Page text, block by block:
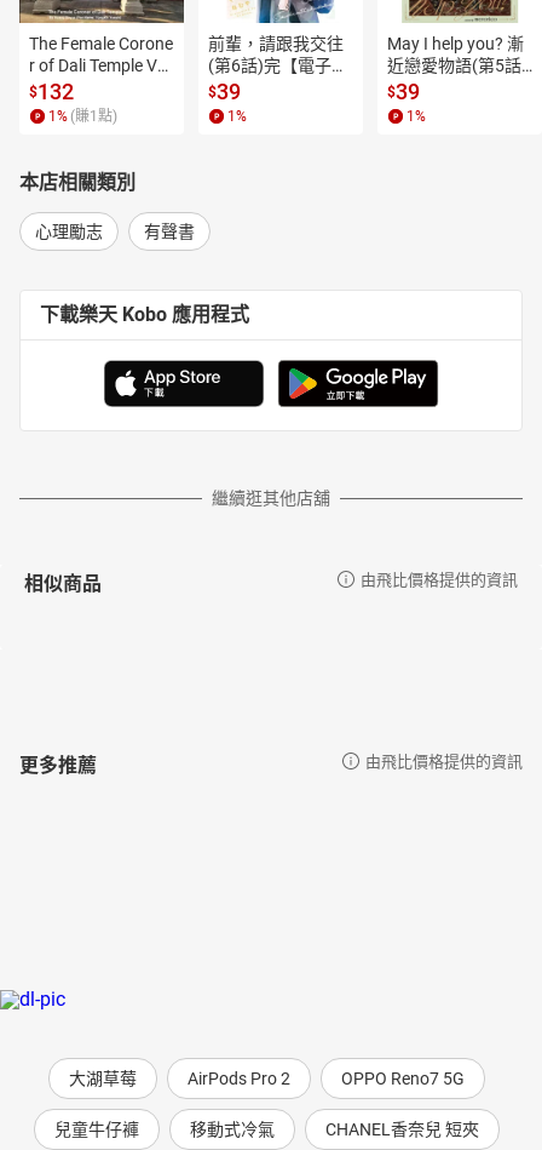
The Female Corone
r of Dali Temple Vo
l.6【有聲書】
$132
1 % (賺1 點)
前輩，請跟我交往
(第6話)完【電子
書】
$39
1 %
May I help you? 漸
近戀愛物語(第5話)
【電子書】
$39
1 %
本店相關類別
心理勵志 有聲書
下載樂天 Kobo 應用程式
繼續逛其他店舖
相似商品 由飛比價格提供的資訊
更多推薦 由飛比價格提供的資訊
大湖草莓 AirPods Pro 2 OPPO Reno7 5G
兒童牛仔褲 移動式冷氣 CHANEL香奈兒 短夾